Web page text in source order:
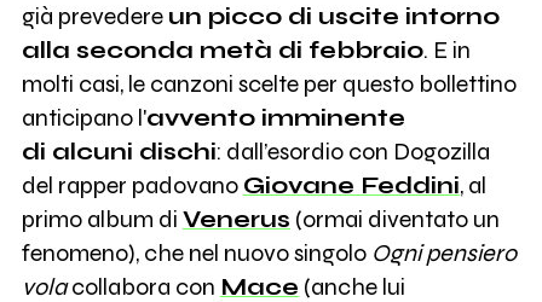
Lyre 0
Vasco Brondi 7
Bianco 33
Selton 150
già prevedere un picco di uscite intorno
alla seconda metà di febbraio. E in
molti casi, le canzoni scelte per questo bollettino
anticipano l'avvento imminente
di alcuni dischi: dall’esordio con Dogozilla
del rapper padovano Giovane Feddini, al
primo album di Venerus (ormai diventato un
fenomeno), che nel nuovo singolo Ogni pensiero
volacollabora con Mace (anche lui